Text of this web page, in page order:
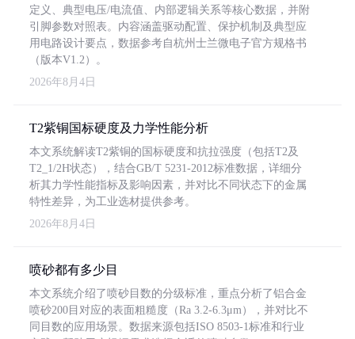
定义、典型电压/电流值、内部逻辑关系等核心数据，并附
引脚参数对照表。内容涵盖驱动配置、保护机制及典型应
用电路设计要点，数据参考自杭州士兰微电子官方规格书
（版本V1.2）。
2026年8月4日
T2紫铜国标硬度及力学性能分析
本文系统解读T2紫铜的国标硬度和抗拉强度（包括T2及
T2_1/2H状态），结合GB/T 5231-2012标准数据，详细分
析其力学性能指标及影响因素，并对比不同状态下的金属
特性差异，为工业选材提供参考。
2026年8月4日
喷砂都有多少目
本文系统介绍了喷砂目数的分级标准，重点分析了铝合金
喷砂200目对应的表面粗糙度（Ra 3.2-6.3μm），并对比不
同目数的应用场景。数据来源包括ISO 8503-1标准和行业